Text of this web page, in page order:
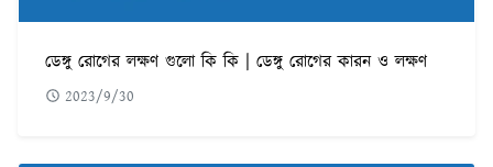
ডেঙ্গু রোগের লক্ষণ গুলো কি কি | ডেঙ্গু রোগের কারন ও লক্ষণ
2023/9/30